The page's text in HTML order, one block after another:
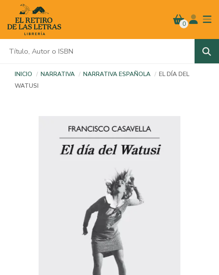
0
INICIO NARRATIVA NARRATIVA ESPAÑOLA
EL DÍA DEL
WATUSI